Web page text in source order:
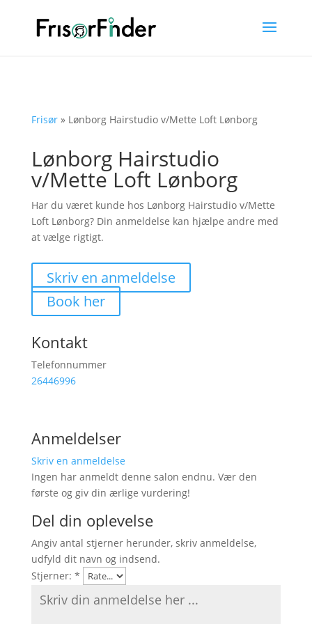
Frisør» Lønborg Hairstudio v/Mette Loft Lønborg
Lønborg Hairstudio
v/Mette Loft Lønborg
Har du været kunde hos Lønborg Hairstudio v/Mette
Loft Lønborg? Din anmeldelse kan hjælpe andre med
at vælge rigtigt.
Skriv en anmeldelse
Book her
Kontakt
Telefonnummer
26446996
Anmeldelser
Skriv en anmeldelse
Ingen har anmeldt denne salon endnu. Vær den
første og giv din ærlige vurdering!
Del din oplevelse
Angiv antal stjerner herunder, skriv anmeldelse,
udfyld dit navn og indsend.
Stjerner: *